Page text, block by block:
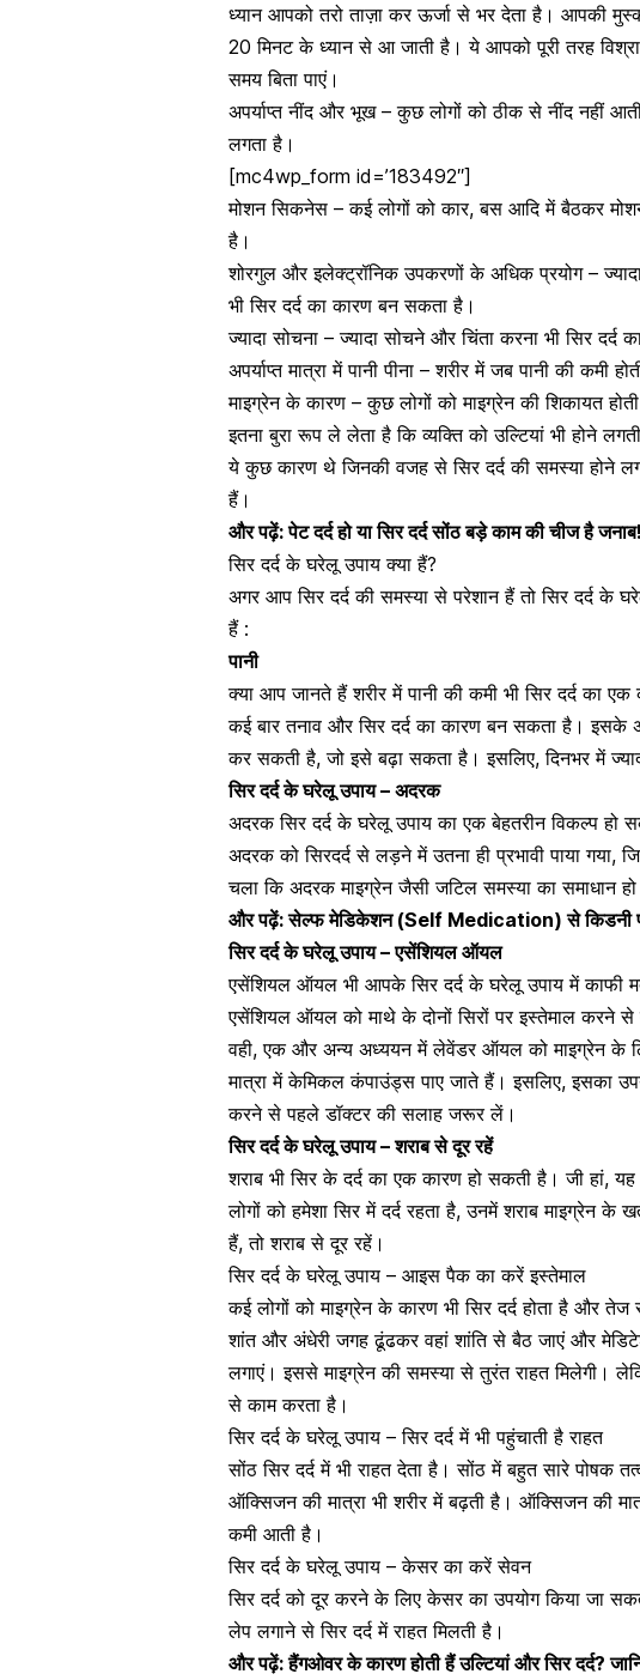
ध्यान आपको तरो ताज़ा कर ऊर्जा से भर देता है। आपकी
20 मिनट के ध्यान से आ जाती है। ये आपको पूरी तरह
समय बिता पाएं।
अपर्याप्त नींद और भूख – कुछ लोगों कोठीक से नींद नहीं
लगता है।
[mc4wp_form id=’183492″]
मोशन सिकनेस – कई लोगों को कार, बस आदि में बैठकर
है।
शोरगुल और इलेक्ट्रॉनिक उपकरणों के अधिक प्रयोग –
भी सिर दर्द का कारण बन सकता है।
ज्यादा सोचना – ज्यादा सोचने और चिंता करना भी सिर दर्द
अपर्याप्त मात्रा में पानी पीना – शरीर में जबपानी की कमी
माइग्रेन के कारण – कुछ लोगों को माइग्रेन की शिकायत
इतना बुरा रूप ले लेता है कि व्यक्ति को उल्टियां भी होने
ये कुछ कारण थे जिनकी वजह से सिर दर्द की समस्या होने
हैं।
और पढ़ें:पेट दर्द हो या सिर दर्द सोंठ बड़े काम की चीज है जनाब!
सिर दर्द के घरेलू उपाय क्या हैं?
अगर आप सिर दर्द की समस्या से परेशान हैं तो सिर दर्द के
हैं :
पानी
क्या आप जानते हैं शरीर में पानी की कमी भी सिर दर्द का
कई बार तनाव और सिर दर्द का कारण बन सकता है। इसके
कर सकती है, जो इसे बढ़ा सकता है। इसलिए, दिनभर में
सिर दर्द के घरेलू उपाय – अदरक
अदरकसिर दर्द के घरेलू उपाय का एक बेहतरीन विकल्प हो
अदरक को सिरदर्द से लड़ने में उतना ही प्रभावी पाया गया,
चला कि अदरक माइग्रेन जैसी जटिल समस्या का समाधान
और पढ़ें:सेल्फ मेडिकेशन (Self Medication) से किडनी
सिर दर्द के घरेलू उपाय – एसेंशियल ऑयल
एसेंशियल ऑयल भी आपके सिर दर्द के घरेलू उपाय में काफी
एसेंशियल ऑयल को माथे के दोनों सिरों पर इस्तेमाल करने से
वही, एक और अन्य अध्ययनमें लेवेंडर ऑयल को माइग्रेन के
मात्रा में केमिकल कंपाउंड्स पाए जाते हैं। इसलिए, इसका
करने से पहले डॉक्टर की सलाह जरूर लें।
सिर दर्द के घरेलू उपाय – शराब से दूर रहें
शराब भी सिर के दर्द का एक कारण हो सकती है। जी हां,
लोगों को हमेशा सिर में दर्द रहता है, उनमें शराब माइग्रेन के
हैं, तो शराब से दूर रहें।
सिर दर्द के घरेलू उपाय – आइस पैक का करें इस्तेमाल
कई लोगों को माइग्रेन के कारण भी सिर दर्द होता है और
शांत और अंधेरी जगह ढूंढकर वहां शांति से बैठ जाएं और
लगाएं। इससे माइग्रेन की समस्या से तुरंत राहत
से काम करता है।
सिर दर्द के घरेलू उपाय – सिर दर्द में भी पहुंचाती है राहत
सोंठ सिर दर्द में भी राहत देता है। सोंठ में बहुत सारे पोषक
ऑक्सिजन की मात्रा भी शरीर में बढ़ती है। ऑक्सिजन की
कमी आती है।
सिर दर्द के घरेलू उपाय – केसर का करें सेवन
सिर दर्द को दूर करने के लिए केसर का उपयोग किया जा
लेप लगाने से सिर दर्द में राहत मिलती है।
और पढ़ें:हैंगओवर के कारण होती हैं उल्टियां और सिर दर्द?